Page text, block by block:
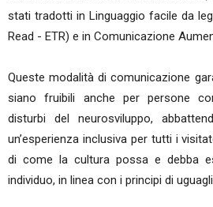
stati tradotti in Linguaggio facile da
Read - ETR) e in Comunicazione
Queste modalità di comunicazione
siano fruibili anche per persone
disturbi del neurosviluppo,
un’esperienza inclusiva per tutti i
di come la cultura possa e debba
individuo, in linea con i principi di